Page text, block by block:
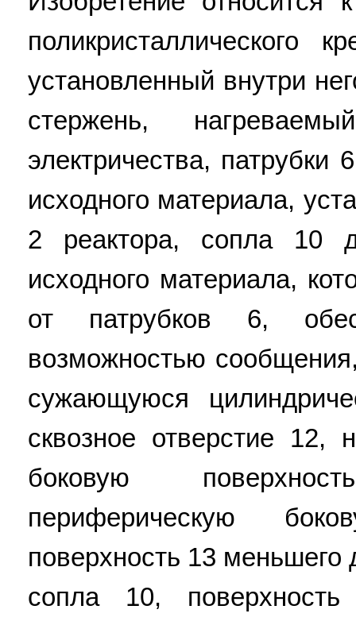
поликристаллического
установленный внутри
стержень,
электричества, патрубки
исходного материала,
2 реактора, сопла 10
исходного материала,
от патрубков 6,
возможностью
сужающуюся
сквозное отверстие 12,
боковую
периферическую
поверхность 13
сопла 10,